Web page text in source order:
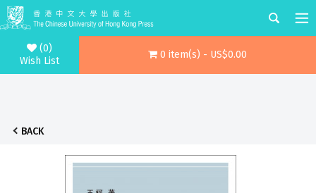
(0)
Wish List
0 item(s) - US$0.00
BACK